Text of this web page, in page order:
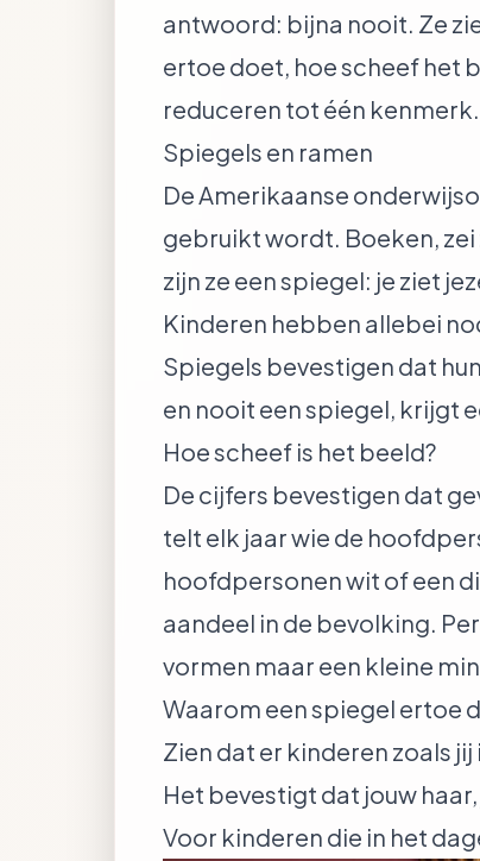
antwoord: bijna nooit. Ze
ertoe doet, hoe scheef het
reduceren tot één kenmerk.
Spiegels en ramen
De Amerikaanse
gebruikt wordt. Boeken, zei
zijn ze een spiegel: je ziet
Kinderen hebben allebei
Spiegels bevestigen dat
en nooit een spiegel, krijgt
Hoe scheef is het beeld?
De cijfers bevestigen dat
telt elk jaar wie de
hoofdpersonen wit of een
aandeel in de bevolking.
vormen maar een kleine
Waarom een spiegel ertoe
Zien dat er kinderen zoals
Het bevestigt dat jouw
Voor kinderen die in het